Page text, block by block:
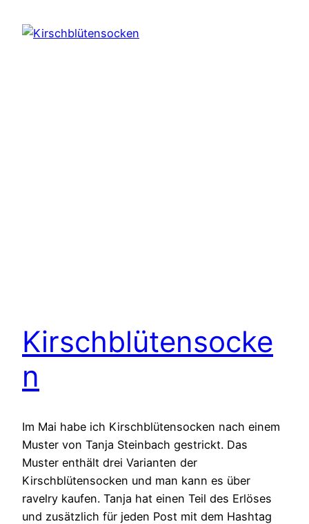
Kirschblütensocke
n
Im Mai habe ich Kirschblütensocken nach einem
Muster von Tanja Steinbach gestrickt. Das
Muster enthält drei Varianten der
Kirschblütensocken und man kann es über
ravelry kaufen. Tanja hat einen Teil des Erlöses
und zusätzlich für jeden Post mit dem Hashtag